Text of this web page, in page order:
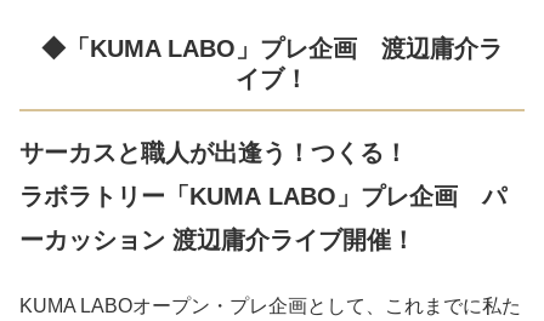
◆「KUMA LABO」プレ企画 渡辺庸介ラ
イブ！
サーカスと職人が出逢う！つくる！
ラボラトリー 「KUMA LABO」プレ企画パ
ーカッション 渡辺庸介ライブ開催！
KUMA LABOオープン・プレ企画として、これまでに私た